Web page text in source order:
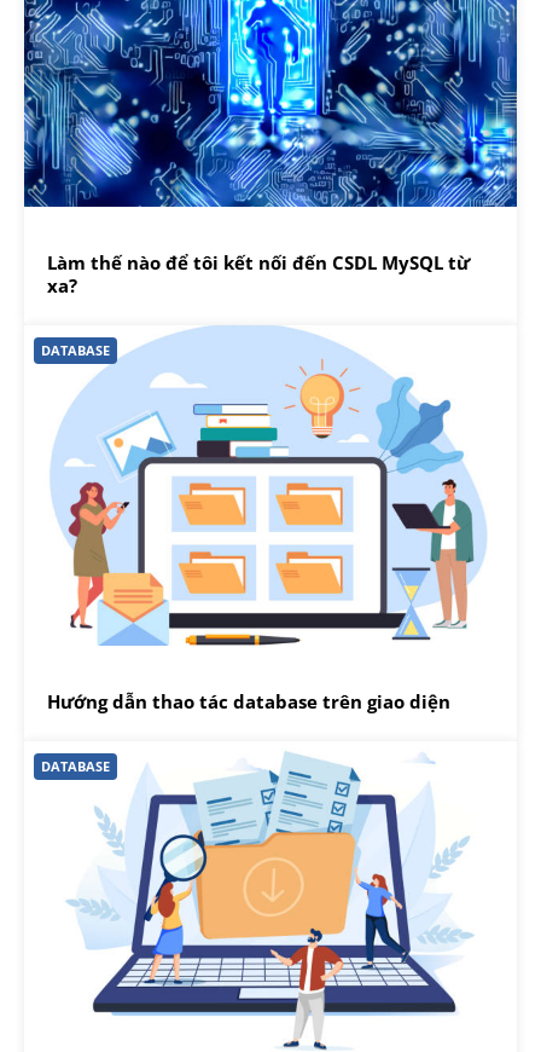
Làm thế nào để tôi kết nối đến CSDL MySQL từ
xa?
DATABASE
Hướng dẫn thao tác database trên giao diện
DATABASE